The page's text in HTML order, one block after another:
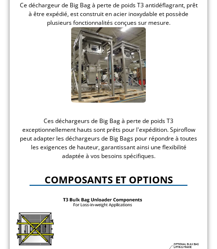
Ce déchargeur de Big Bag à perte de poids T3 antidéflagrant, prêt
à être expédié, est construit en acier inoxydable et possède
plusieurs fonctionnalités conçues sur mesure.
Ces déchargeurs de Big Bag à perte de poids T3
exceptionnellement hauts sont prêts pour l'expédition. Spiroflow
peut adapter les déchargeurs de Big Bags pour répondre à toutes
les exigences de hauteur, garantissant ainsi une flexibilité
adaptée à vos besoins spécifiques.
COMPOSANTS ET OPTIONS